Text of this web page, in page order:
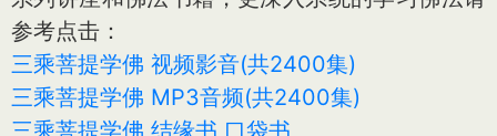
参考点击：
三乘菩提学佛 视频影音(共2400集)
三乘菩提学佛 MP3音频(共2400集)
三乘菩提学佛 结缘书 口袋书